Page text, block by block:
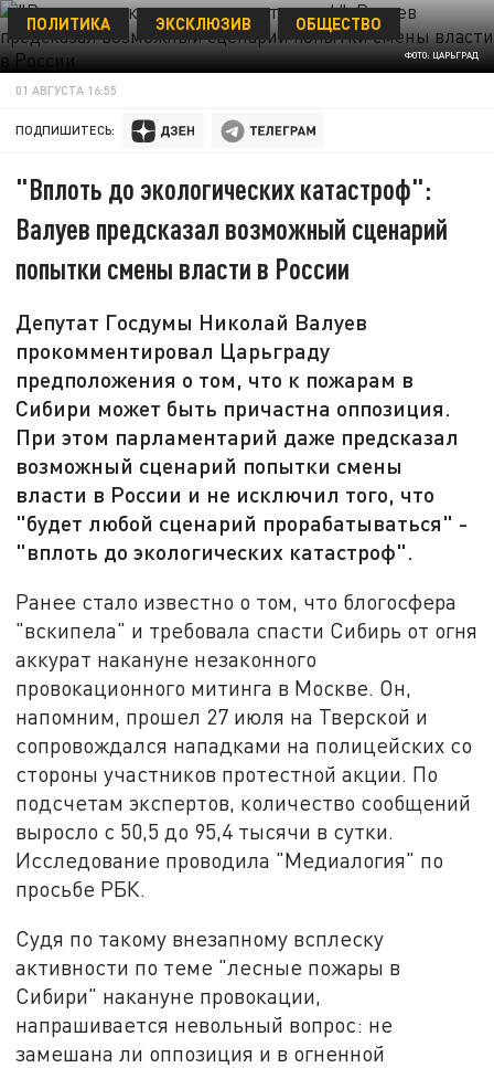
ФОТО: ЦАРЬГРАД
ПОЛИТИКА ЭКСКЛЮЗИВ ОБЩЕСТВО
01 АВГУСТА 16:55
ПОДПИШИТЕСЬ:
"Вплоть до экологических катастроф":
Валуев предсказал возможный сценарий
попытки смены власти в России
Депутат Госдумы Николай Валуев
прокомментировал Царьграду
предположения о том, что к пожарам в
Сибири может быть причастна оппозиция.
При этом парламентарий даже предсказал
возможный сценарий попытки смены
власти в России и не исключил того, что
"будет любой сценарий прорабатываться" -
"вплоть до экологических катастроф".
Ранее стало известно о том, что блогосфера
"вскипела" и требовала спасти Сибирь от огня
аккурат накануне незаконного
провокационного митинга в Москве. Он,
напомним, прошел 27 июля на Тверской и
сопровождался нападками на полицейских со
стороны участников протестной акции. По
подсчетам экспертов, количество сообщений
выросло с 50,5 до 95,4 тысячи в сутки.
Исследование проводила "Медиалогия" по
просьбе РБК.
Судя по такому внезапному всплеску
активности по теме "лесные пожары в
Сибири" накануне провокации,
напрашивается невольный вопрос: не
замешана ли оппозиция и в огненной